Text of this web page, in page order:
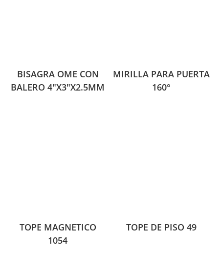
BISAGRA OME CON
BALERO 4″X3″X2.5MM
MIRILLA PARA PUERTA
160°
TOPE MAGNETICO
1054
TOPE DE PISO 49